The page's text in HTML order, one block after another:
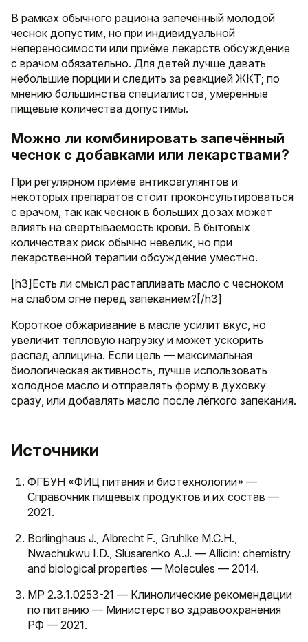
В рамках обычного рациона запечённый молодой
чеснок допустим, но при индивидуальной
непереносимости или приёмe лекарств обсуждение
с врачом обязательно. Для детей лучше давать
небольшие порции и следить за реакцией ЖКТ; по
мнению большинства специалистов, умеренные
пищевые количества допустимы.
Можно ли комбинировать запечённый
чеснок с добавками или лекарствами?
При регулярном приёме антикоагулянтов и
некоторых препаратов стоит проконсультироваться
с врачом, так как чеснок в больших дозах может
влиять на свертываемость крови. В бытовых
количествах риск обычно невелик, но при
лекарственной терапии обсуждение уместно.
[h3]Есть ли смысл растапливать масло с чесноком
на слабом огне перед запеканием?[/h3]
Короткое обжаривание в масле усилит вкус, но
увеличит тепловую нагрузку и может ускорить
распад аллицина. Если цель — максимальная
биологическая активность, лучше использовать
холодное масло и отправлять форму в духовку
сразу, или добавлять масло после лёгкого запекания.
Источники
ФГБУН «ФИЦ питания и биотехнологии» —
Справочник пищевых продуктов и их состав —
2021.
Borlinghaus J., Albrecht F., Gruhlke M.C.H.,
Nwachukwu I.D., Slusarenko A.J. — Allicin: chemistry
and biological properties — Molecules — 2014.
МР 2.3.1.0253-21 — Клинолические рекомендации
по питанию — Министерство здравоохранения
РФ — 2021.